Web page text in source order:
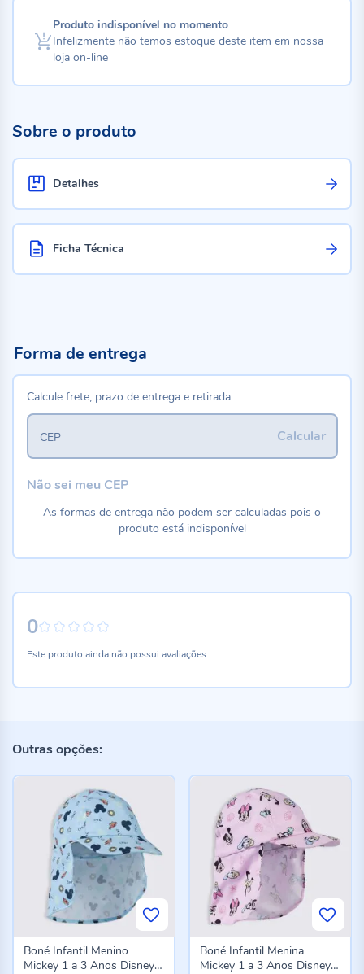
Produto indisponível no momento
Infelizmente não temos estoque deste item em nossa
loja on-line
Sobre o produto
Detalhes
Ficha Técnica
0
Este produto ainda não possui avaliações
Forma de entrega
Calcule frete, prazo de entrega e retirada
Calcular
CEP
Não sei meu CEP
As formas de entrega não podem ser calculadas pois o
produto está indisponível
Outras opções:
Boné Infantil Menino
Mickey 1 a 3 Anos Disney
Boné Infantil Menina
Mickey 1 a 3 Anos Disney